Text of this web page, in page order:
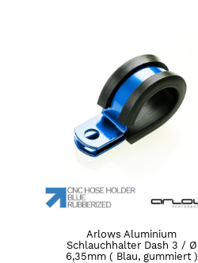
Arlows Aluminium
Schlauchhalter Dash 3 / Ø
6,35mm ( Blau, gummiert )